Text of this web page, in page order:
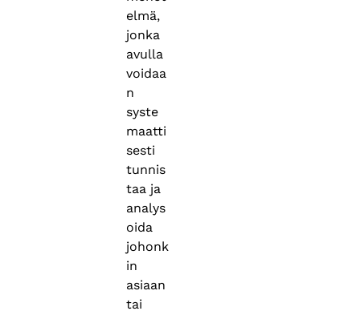
elmä,
jonka
avulla
voidaa
n
syste
maatti
sesti
tunnis
taa ja
analys
oida
johonk
in
asiaan
tai